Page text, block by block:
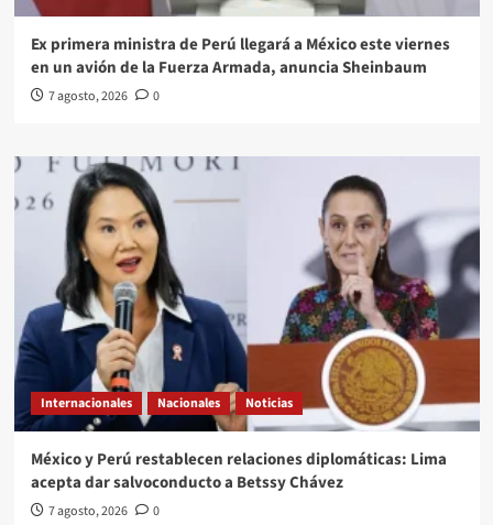
Ex primera ministra de Perú llegará a México este viernes
en un avión de la Fuerza Armada, anuncia Sheinbaum
7 agosto, 2026 0
Internacionales Nacionales Noticias
México y Perú restablecen relaciones diplomáticas: Lima
acepta dar salvoconducto a Betssy Chávez
7 agosto, 2026 0